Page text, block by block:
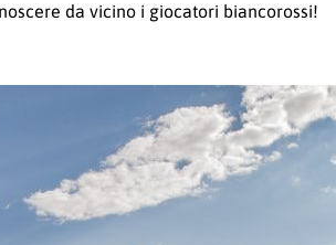
da vicino i giocatori biancorossi!